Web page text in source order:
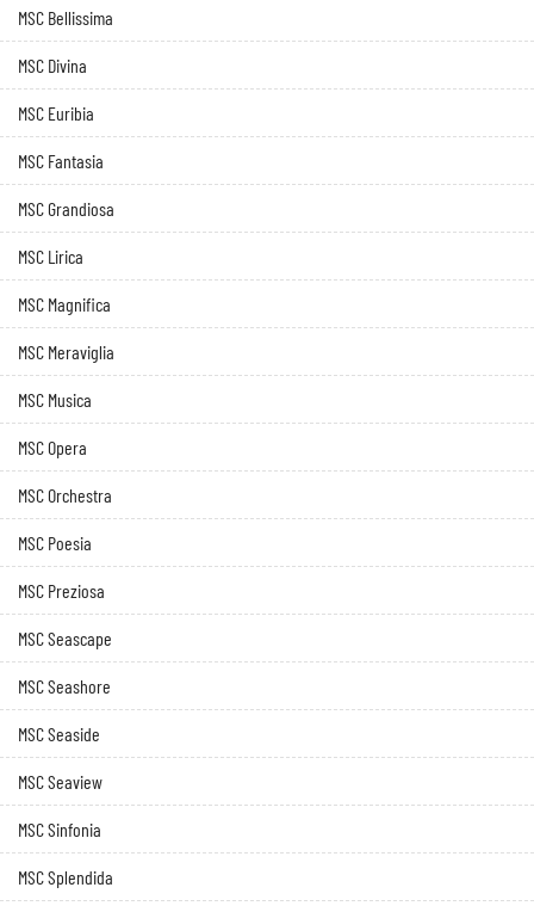
MSC Bellissima
MSC Divina
MSC Euribia
MSC Fantasia
MSC Grandiosa
MSC Lirica
MSC Magnifica
MSC Meraviglia
MSC Musica
MSC Opera
MSC Orchestra
MSC Poesia
MSC Preziosa
MSC Seascape
MSC Seashore
MSC Seaside
MSC Seaview
MSC Sinfonia
MSC Splendida